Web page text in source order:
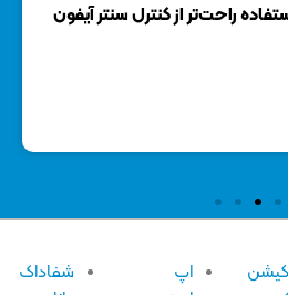
راحت‌تر از کنترل سنتر آیفون
اپ
شفاداک